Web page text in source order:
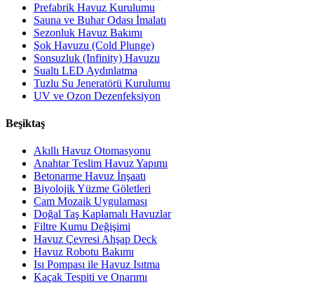
Prefabrik Havuz Kurulumu
Sauna ve Buhar Odası İmalatı
Sezonluk Havuz Bakımı
Şok Havuzu (Cold Plunge)
Sonsuzluk (Infinity) Havuzu
Sualtı LED Aydınlatma
Tuzlu Su Jeneratörü Kurulumu
UV ve Ozon Dezenfeksiyon
Beşiktaş
Akıllı Havuz Otomasyonu
Anahtar Teslim Havuz Yapımı
Betonarme Havuz İnşaatı
Biyolojik Yüzme Göletleri
Cam Mozaik Uygulaması
Doğal Taş Kaplamalı Havuzlar
Filtre Kumu Değişimi
Havuz Çevresi Ahşap Deck
Havuz Robotu Bakımı
Isı Pompası ile Havuz Isıtma
Kaçak Tespiti ve Onarımı